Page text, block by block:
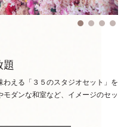
題
える「３５のスタジオセット」を
モダンな和室など、イメージのセッ